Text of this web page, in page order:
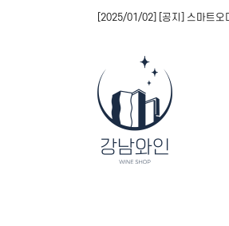
[2025/01/02] [공지] 스마트오